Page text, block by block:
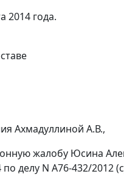
2014 года.
Ахмадуллиной А.В.,
жалобу Юсина
делу N А76-432/2012